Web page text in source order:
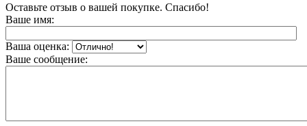
Оставьте отзыв о вашей покупке. Спасибо!
Ваше имя:
Ваша оценка:
Ваше сообщение: